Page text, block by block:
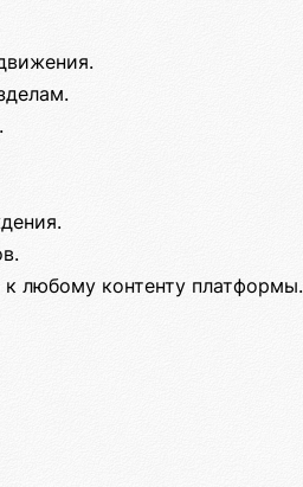
любому контенту платформы.